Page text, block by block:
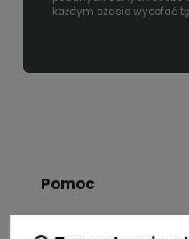
każdym czasie wycofać
Pomoc